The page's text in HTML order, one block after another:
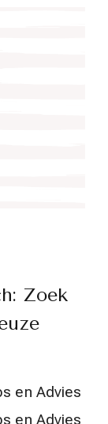
Zoek
en Advies
en Advies